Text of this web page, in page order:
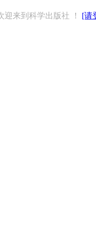
迎来到科学出版社 ！ [请